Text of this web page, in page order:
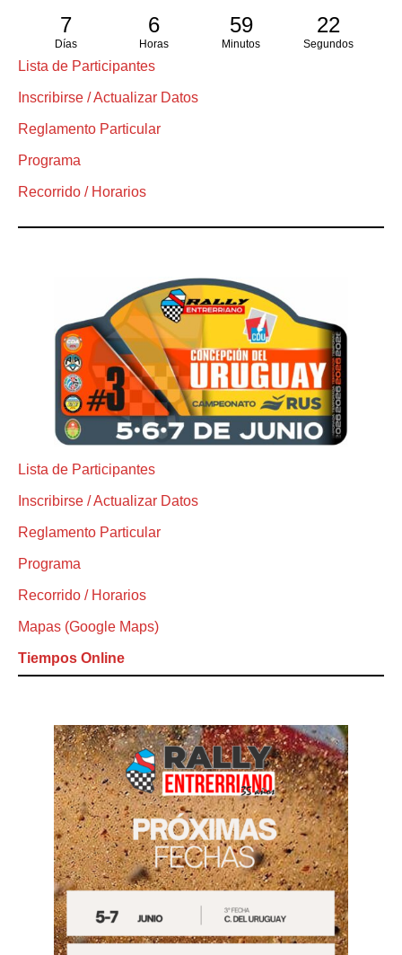
7
Días
6
Horas
59
Minutos
21
Segundos
Lista de Participantes
Inscribirse / Actualizar Datos
Reglamento Particular
Programa
Recorrido / Horarios
Lista de Participantes
Inscribirse / Actualizar Datos
Reglamento Particular
Programa
Recorrido / Horarios
Mapas (Google Maps)
Tiempos Online